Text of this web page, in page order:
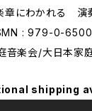
にわかれる 演
: 979-0-
音楽会/大日本家
shipping